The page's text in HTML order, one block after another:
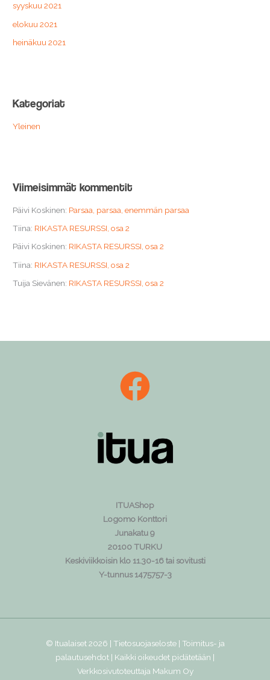
syyskuu 2021
elokuu 2021
heinäkuu 2021
Kategoriat
Yleinen
Viimeisimmät kommentit
Päivi Koskinen: Parsaa, parsaa, enemmän parsaa
Tiina: RIKASTA RESURSSI, osa 2
Päivi Koskinen: RIKASTA RESURSSI, osa 2
Tiina: RIKASTA RESURSSI, osa 2
Tuija Sievänen: RIKASTA RESURSSI, osa 2
ITUAShop
Logomo Konttori
Junakatu 9
20100 TURKU
Keskiviikkoisin klo 11.30-16 tai sovitusti
Y-tunnus 1475757-3
© Itualaiset 2026 | Tietosuojaseloste| Toimitus- ja
palautusehdot | Kaikki oikeudet pidätetään |
Verkkosivutoteuttaja Makum Oy